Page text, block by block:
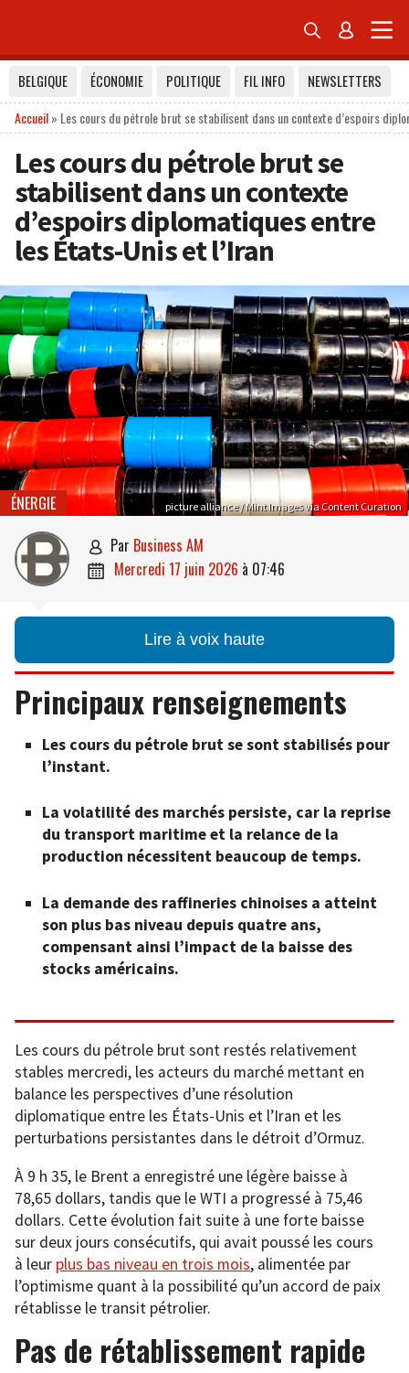
 
BELGIQUE ÉCONOMIE POLITIQUE FIL INFO
NEWSLETTERS
Accueil» Les cours du pétrole brut se stabilisent dans un contexte d’espoirs
Les cours du pétrole brut se
stabilisent dans un contexte
d’espoirs diplomatiques entre
les États-Unis et l’Iran
picture alliance / Mint Images via Content Curation
ÉNERGIE
 par Business AM
 mercredi 17 juin 2026 à 07:46
Lire à voix haute
Principaux renseignements
Les cours du pétrole brut se sont stabilisés pour
l’instant.
La volatilité des marchés persiste, car la reprise
du transport maritime et la relance de la
production nécessitent beaucoup de temps.
La demande des raffineries chinoises a atteint
son plus bas niveau depuis quatre ans,
compensant ainsi l’impact de la baisse des
stocks américains.
Les cours du pétrole brut sont restés relativement
stables mercredi, les acteurs du marché mettant en
balance les perspectives d’une résolution
diplomatique entre les États-Unis et l’Iran et les
perturbations persistantes dans le détroit d’Ormuz.
À 9 h 35, le Brent a enregistré une légère baisse à
78,65 dollars, tandis que le WTI a progressé à 75,46
dollars. Cette évolution fait suite à une forte baisse
sur deux jours consécutifs, qui avait poussé les cours
à leur plus bas niveau en trois mois, alimentée par
l’optimisme quant à la possibilité qu’un accord de paix
rétablisse le transit pétrolier.
Pas de rétablissement rapide